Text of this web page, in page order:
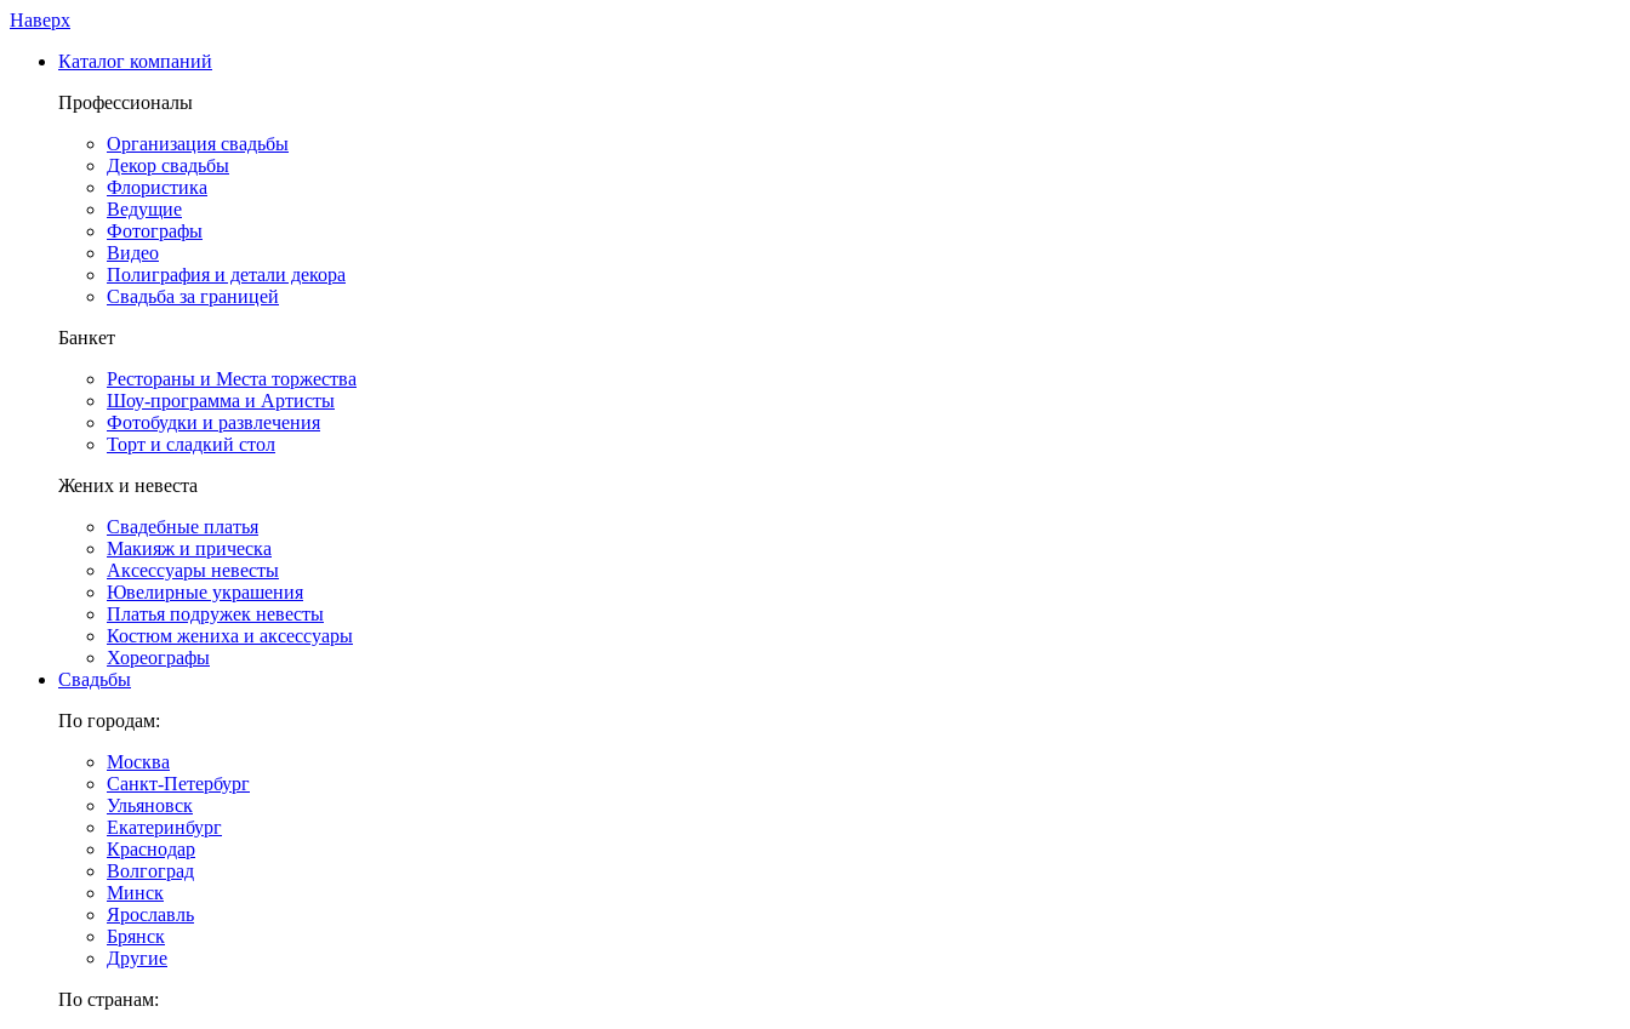
Наверх
Каталог компаний
Профессионалы
Организация свадьбы
Декор свадьбы
Флористика
Ведущие
Фотографы
Видео
Полиграфия и детали декора
Свадьба за границей
Банкет
Рестораны и Места торжества
Шоу-программа и Артисты
Фотобудки и развлечения
Торт и сладкий стол
Жених и невеста
Свадебные платья
Макияж и прическа
Аксессуары невесты
Ювелирные украшения
Платья подружек невесты
Костюм жениха и аксессуары
Хореографы
Свадьбы
По городам:
Москва
Санкт-Петербург
Ульяновск
Екатеринбург
Краснодар
Волгоград
Минск
Ярославль
Брянск
Другие
По странам: